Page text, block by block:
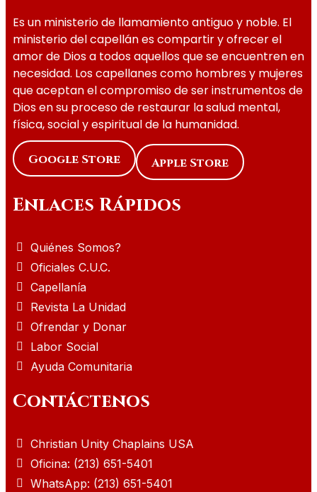
Es un ministerio de llamamiento antiguo y noble. El
ministerio del capellán es compartir y ofrecer el
amor de Dios a todos aquellos que se encuentren en
necesidad. Los capellanes como hombres y mujeres
que aceptan el compromiso de ser instrumentos de
Dios en su proceso de restaurar la salud mental,
física, social y espiritual de la humanidad.
Google Store Apple Store
Enlaces Rápidos
Quiénes Somos?
Oficiales C.U.C.
Capellanía
Revista La Unidad
Ofrendar y Donar
Labor Social
Ayuda Comunitaria
Contáctenos
Christian Unity Chaplains USA
Oficina: (213) 651-5401
WhatsApp: (213) 651-5401